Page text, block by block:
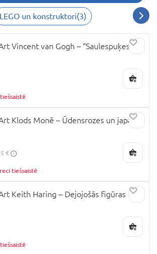
LEGO un konstruktori(3)
Vincent van Gogh – “Saulespuķes”
Klods Monē – Ūdensrozes un japāņu
€
tiešsaistē
Keith Haring – Dejojošās figūras